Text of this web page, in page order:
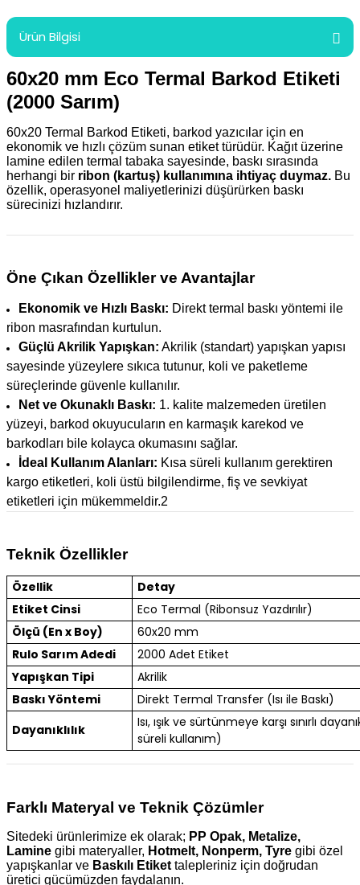
Ürün Bilgisi
60x20 mm Eco Termal Barkod Etiketi
(2000 Sarım)
60x20 Termal Barkod Etiketi, barkod yazıcılar için en
ekonomik ve hızlı çözüm sunan etiket türüdür. Kağıt üzerine
lamine edilen termal tabaka sayesinde, baskı sırasında
herhangi bir ribon (kartuş) kullanımına ihtiyaç duymaz. Bu
özellik, operasyonel maliyetlerinizi düşürürken baskı
sürecinizi hızlandırır.
Öne Çıkan Özellikler ve Avantajlar
Ekonomik ve Hızlı Baskı: Direkt termal baskı yöntemi ile
ribon masrafından kurtulun.
Güçlü Akrilik Yapışkan: Akrilik (standart) yapışkan yapısı
sayesinde yüzeylere sıkıca tutunur, koli ve paketleme
süreçlerinde güvenle kullanılır.
Net ve Okunaklı Baskı: 1. kalite malzemeden üretilen
yüzeyi, barkod okuyucuların en karmaşık karekod ve
barkodları bile kolayca okumasını sağlar.
İdeal Kullanım Alanları: Kısa süreli kullanım gerektiren
kargo etiketleri, koli üstü bilgilendirme, fiş ve sevkiyat
etiketleri için mükemmeldir.2
Teknik Özellikler
Özellik
Detay
Etiket Cinsi
Eco Termal (Ribonsuz Yazdırılır)
Ölçü (En x Boy)
60x20 mm
Rulo Sarım Adedi
2000 Adet Etiket
Yapışkan Tipi
Akrilik
Baskı Yöntemi
Direkt Termal Transfer (Isı ile Baskı)
Dayanıklılık
Isı, ışık ve sürtünmeye karşı sınırlı
süreli kullanım)
Farklı Materyal ve Teknik Çözümler
Sitedeki ürünlerimize ek olarak; PP Opak, Metalize,
Lamine gibi materyaller, Hotmelt, Nonperm, Tyre gibi özel
yapışkanlar ve Baskılı Etiket talepleriniz için doğrudan
üretici gücümüzden faydalanın.